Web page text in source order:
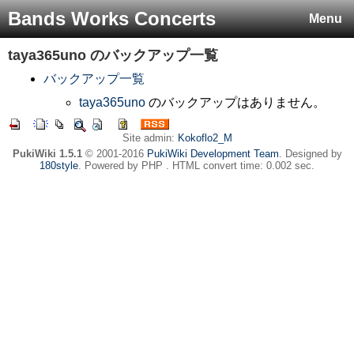
Menu
Bands Works Concerts
taya365uno のバックアップ一覧
バックアップ一覧
taya365uno のバックアップはありません。
Site admin: Kokoflo2_M
PukiWiki 1.5.1© 2001-2016 PukiWiki Development Team. Designed by
180style. Powered by PHP . HTML convert time: 0.002 sec.